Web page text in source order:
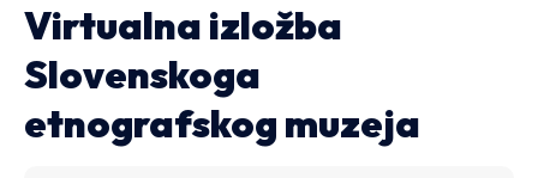
Virtualna izložba
Slovenskoga
etnografskog muzeja